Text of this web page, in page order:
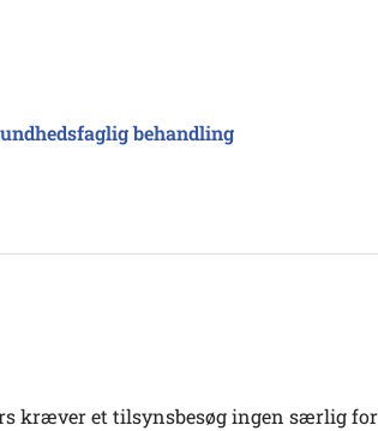
behandling
kræver et tilsynsbesøg ingen særlig